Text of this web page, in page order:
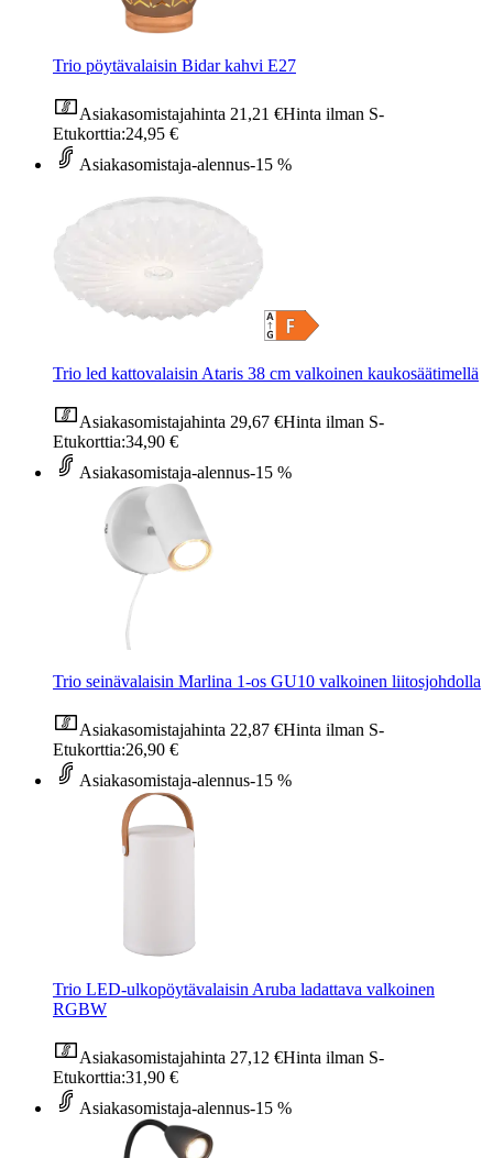
Trio pöytävalaisin Bidar kahvi E27
Asiakasomistajahinta 21,21 €Hinta ilman S-
Etukorttia:24,95 €
Asiakasomistaja-alennus-15 %
Trio led kattovalaisin Ataris 38 cm valkoinen kaukosäätimellä
Asiakasomistajahinta 29,67 €Hinta ilman S-
Etukorttia:34,90 €
Asiakasomistaja-alennus-15 %
Trio seinävalaisin Marlina 1-os GU10 valkoinen liitosjohdolla
Asiakasomistajahinta 22,87 €Hinta ilman S-
Etukorttia:26,90 €
Asiakasomistaja-alennus-15 %
Trio LED-ulkopöytävalaisin Aruba ladattava valkoinen
RGBW
Asiakasomistajahinta 27,12 €Hinta ilman S-
Etukorttia:31,90 €
Asiakasomistaja-alennus-15 %